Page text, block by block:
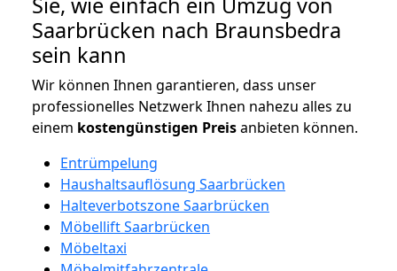
Saarbrücken nach Braunsbedra
sein kann
Wir können Ihnen garantieren, dass unser
professionelles Netzwerk Ihnen nahezu alles zu
einem kostengünstigen Preisanbieten können.
Entrümpelung
Haushaltsauflösung Saarbrücken
Halteverbotszone Saarbrücken
Möbellift Saarbrücken
Möbeltaxi